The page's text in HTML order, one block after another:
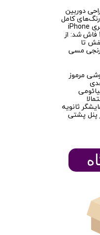
دوربین
کامل
سری iPhone
17 فاش شد: از
تا
مسی
مرموز
ثانویه
پنل پشتی